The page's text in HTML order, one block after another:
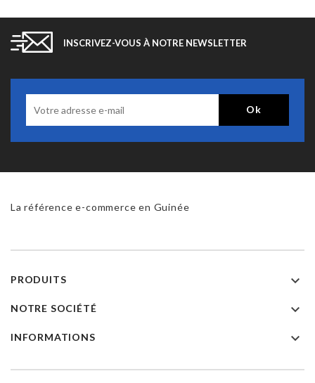
INSCRIVEZ-VOUS À NOTRE NEWSLETTER
La référence e-commerce en Guinée
PRODUITS 
NOTRE SOCIÉTÉ 
INFORMATIONS 